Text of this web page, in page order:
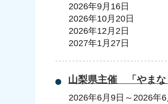
2026年9月16日
2026年10月20日
2026年12月2日
2027年1月27日
山梨県主催 「やまな
2026年6月9日 ～ 2026年6